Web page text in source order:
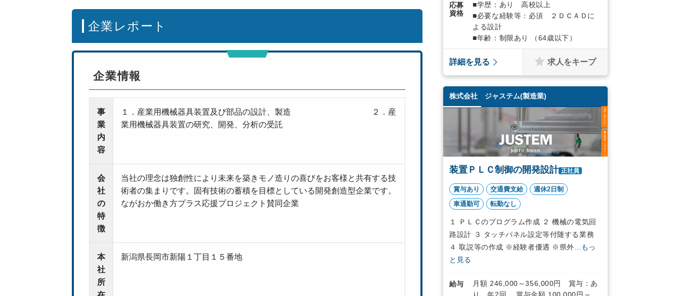
企業レポート
企業情報
事
業
内
容
１．産業用機械器具装置及び部品の設計、製造 ２．産
業用機械器具装置の研究、開発、分析の受託
会
社
の
特
徴
当社の理念は独創性により未来を築きモノ造りの喜びをお客様と共有する技
術者の集まりです。固有技術の蓄積を目標としている開発創造型企業です。
ながおか働き方プラス応援プロジェクト賛同企業
本
社
所
新潟県長岡市新陽１丁目１５番地
応募
資格
■学歴：あり 高校以上
■必要な経験等：必須 ２ＤＣＡＤに
よる設計
■年齢：制限あり （64歳以下）
詳細を見る 求人をキープ
株式会社 ジャステム(製造業)
装置ＰＬＣ制御の開発設計 正社員
賞与あり 交通費支給
週休2日制
車通勤可
転勤なし
１ ＰＬＣのプログラム作成 ２ 機械の電気回
路設計 ３ タッチパネル設定等付随する業務
４ 取説等の作成 ※経験者優遇 ※県外... もっ
と見る
給与
月額 246,000～356,000円 賞与：あ